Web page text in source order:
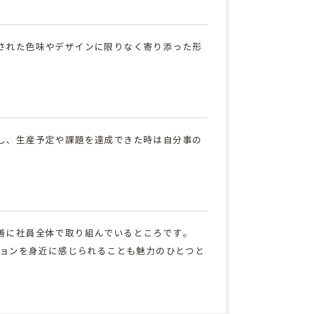
た色味やデザインに限りなく寄り添った形
生産予定や課題を達成できた時は自分事の
社員全体で取り組んでいるところです。
ンを身近に感じられることも魅力のひとつと